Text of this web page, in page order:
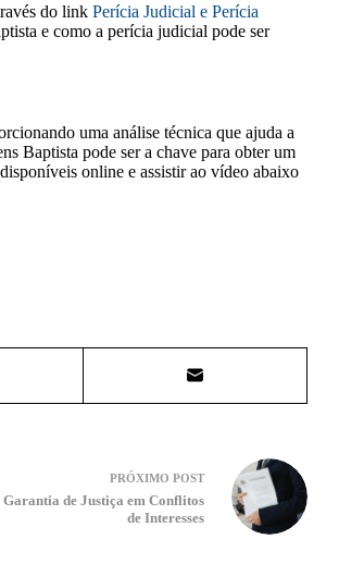
do link Perícia Judicial e Perícia
e como a perícia judicial pode ser
uma análise técnica que ajuda a
Baptista pode ser a chave para obter um
online e assistir ao vídeo abaixo
PRÓXIMO POST
de Justiça em Conflitos
de Interesses